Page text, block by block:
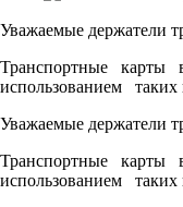
Уважаемые держатели
Транспортные карты
использованием таких
Уважаемые держатели
Транспортные карты
использованием таких